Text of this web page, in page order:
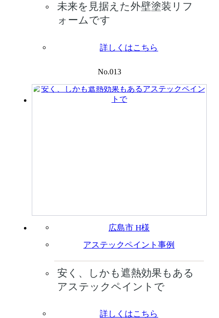
未来を見据えた外壁塗装リフ
ォームです
詳しくはこちら
No.013
広島市 H様
アステックペイント事例
安く、しかも遮熱効果もある
アステックペイントで
詳しくはこちら